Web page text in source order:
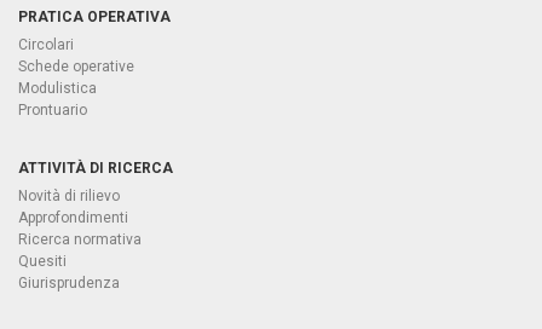
PRATICA OPERATIVA
Circolari
Schede operative
Modulistica
Prontuario
ATTIVITÀ DI RICERCA
Novità di rilievo
Approfondimenti
Ricerca normativa
Quesiti
Giurisprudenza